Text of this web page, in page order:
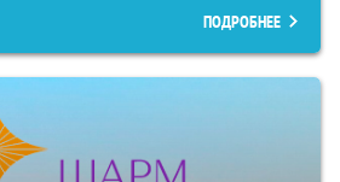
ПОДРОБНЕЕ